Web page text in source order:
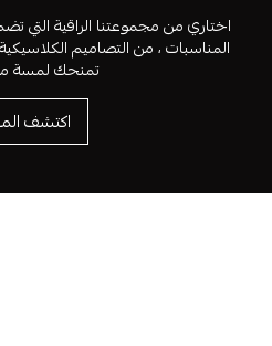
اختاري من مجموعتنا الراقية التي
المناسبات ، من التصاميم الكلاسيكية
تمنحك لمسة
اكتشف